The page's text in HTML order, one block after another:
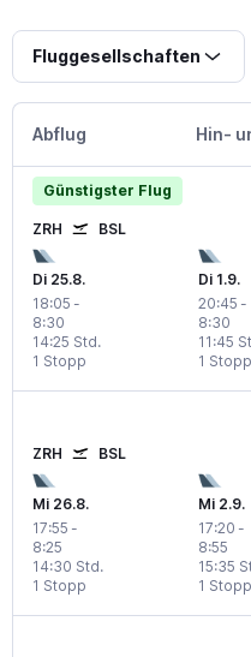
Fluggesellschaften
Abflug Hin-
Günstigster Flug
ZRH BSL
Di 25.8.
18:05 -
8:30
1 Stopp
14:25 Std.
Di 1.9.
20:45 -
8:30
1 Stopp
11:45
ZRH BSL
Mi 26.8.
17:55 -
8:25
1 Stopp
14:30 Std.
Mi 2.9.
17:20 -
8:55
1 Stopp
15:35